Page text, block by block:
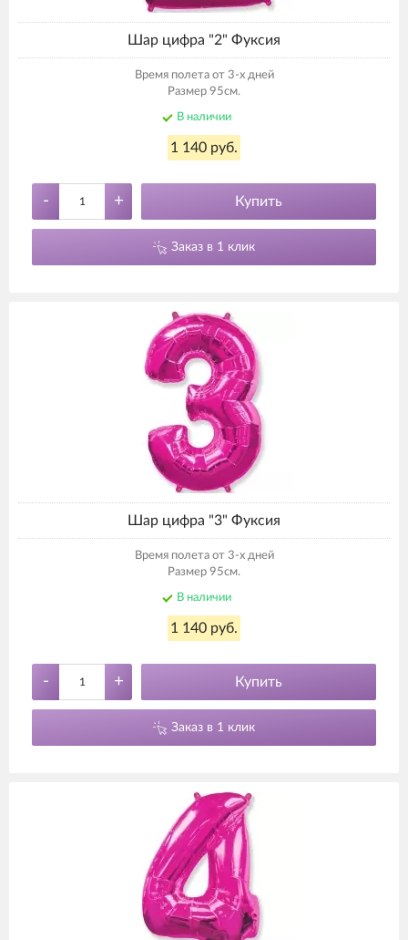
Шар цифра "2" Фуксия
Время полета от 3-х дней
Размер 95см.
В наличии
1 140 руб.
- + Купить
Заказ в 1 клик
Шар цифра "3" Фуксия
Время полета от 3-х дней
Размер 95см.
В наличии
1 140 руб.
- + Купить
Заказ в 1 клик